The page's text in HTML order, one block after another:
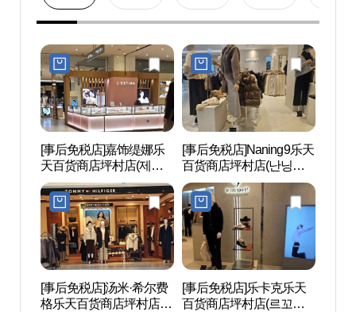
[事后免税店]嘉饰缇娜乐
天百货商店坪村店(제이
에스티나 롯데백화점 평
촌점)
[事后免税店]Naning9乐天
百货商店坪村店(난닝구
롯데백화점 평촌점)
[事后免税店]汤米·希尔费
格乐天百货商店坪村店
[事后免税店]乐卡克乐天
百货商店坪村店(르꼬끄